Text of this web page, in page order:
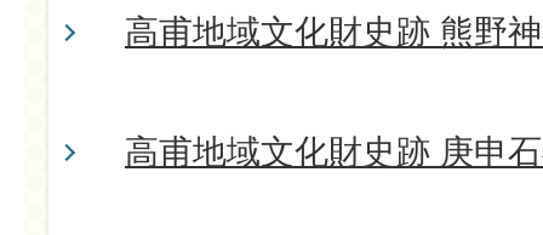
高甫地域文化財史跡 熊野
高甫地域文化財史跡 庚申